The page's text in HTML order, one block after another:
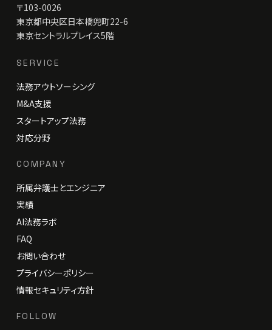
〒103-0026
東京都中央区日本橋兜町22-6
東京セントラルプレイス5階
SERVICE
法務アウトソーシング
M&A支援
スタートアップ法務
対応分野
COMPANY
所属弁護士とエンジニア
実績
AI法務ラボ
FAQ
お問い合わせ
プライバシーポリシー
情報セキュリティ方針
FOLLOW